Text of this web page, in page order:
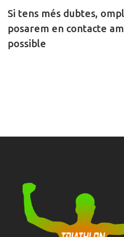
Si tens més dubtes,
posarem en contacte
possible